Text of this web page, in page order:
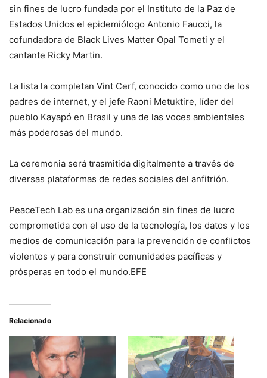
sin fines de lucro fundada por el Instituto de la Paz de
Estados Unidos el epidemiólogo Antonio Faucci, la
cofundadora de Black Lives Matter Opal Tometi y el
cantante Ricky Martin.
La lista la completan Vint Cerf, conocido como uno de los
padres de internet, y el jefe Raoni Metuktire, líder del
pueblo Kayapó en Brasil y una de las voces ambientales
más poderosas del mundo.
La ceremonia será trasmitida digitalmente a través de
diversas plataformas de redes sociales del anfitrión.
PeaceTech Lab es una organización sin fines de lucro
comprometida con el uso de la tecnología, los datos y los
medios de comunicación para la prevención de conflictos
violentos y para construir comunidades pacíficas y
prósperas en todo el mundo.EFE
Relacionado